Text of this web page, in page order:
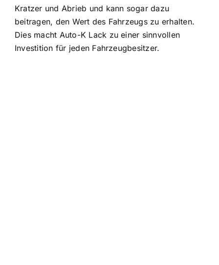
Kratzer und Abrieb und kann sogar dazu
beitragen, den Wert des Fahrzeugs zu erhalten.
Dies macht Auto-K Lack zu einer sinnvollen
Investition für jeden Fahrzeugbesitzer.